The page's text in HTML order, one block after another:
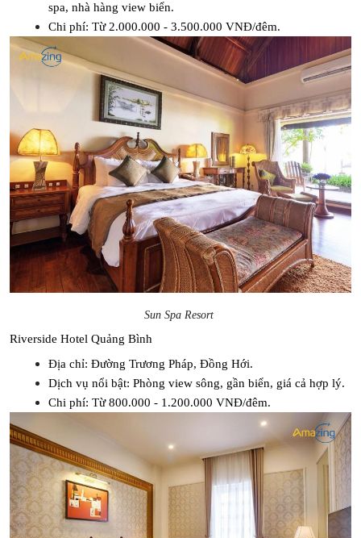
spa, nhà hàng view biển.
Chi phí: Từ 2.000.000 - 3.500.000 VNĐ/đêm.
Sun Spa Resort
Riverside Hotel Quảng Bình
Địa chỉ: Đường Trương Pháp, Đồng Hới.
Dịch vụ nổi bật: Phòng view sông, gần biển, giá cả hợp lý.
Chi phí: Từ 800.000 - 1.200.000 VNĐ/đêm.